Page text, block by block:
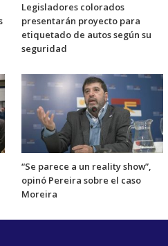
Legisladores colorados
presentarán proyecto para
etiquetado de autos según su
seguridad
“Se parece a un reality show”,
opinó Pereira sobre el caso
Moreira